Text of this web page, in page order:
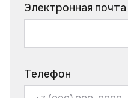
Электронная почта
Телефон